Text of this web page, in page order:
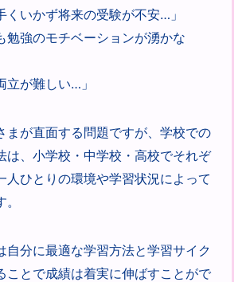
くいかず将来の受験が不安…」
勉強のモチベーションが湧かな
立が難しい…」
まが直面する問題ですが、学校での
は、小学校・中学校・高校でそれぞ
人ひとりの環境や学習状況によって
自分に最適な学習方法と学習サイク
ことで成績は着実に伸ばすことがで